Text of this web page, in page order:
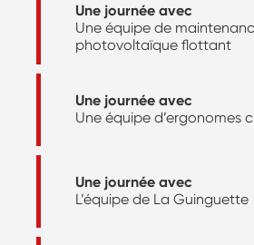
Une journée avec
Une équipe de
photovoltaïque flottant
Une journée avec
Une équipe d’ergonomes
Une journée avec
L’équipe de La Guinguette